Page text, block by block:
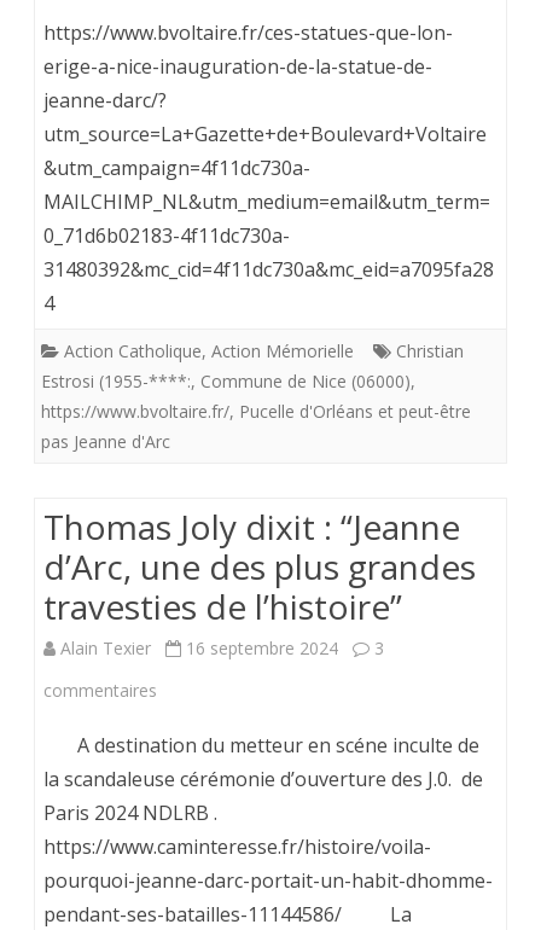
Nice,
https://www.bvoltaire.fr/ces-statues-que-lon-
erige-a-nice-inauguration-de-la-statue-de-
jeanne-darc/?
utm_source=La+Gazette+de+Boulevard+Voltaire
&utm_campaign=4f11dc730a-
MAILCHIMP_NL&utm_medium=email&utm_term=
0_71d6b02183-4f11dc730a-
31480392&mc_cid=4f11dc730a&mc_eid=a7095fa28
4
Action Catholique, Action Mémorielle
Christian
Estrosi (1955-****:, Commune de Nice (06000),
https://www.bvoltaire.fr/, Pucelle d'Orléans et peut-être
pas Jeanne d'Arc
Thomas Joly dixit : “Jeanne
d’Arc, une des plus grandes
travesties de l’histoire”
Alain Texier 16 septembre 2024
3
commentaires
Joly
dixit
:
A destination du metteur en scéne inculte de
la scandaleuse cérémonie d’ouverture des J.0. de
Paris 2024 NDLRB .
https://www.caminteresse.fr/histoire/voila-
pourquoi-jeanne-darc-portait-un-habit-dhomme-
pendant-ses-batailles-11144586/ La